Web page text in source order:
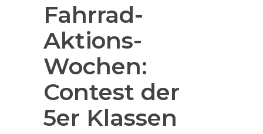
Fahrrad-
Aktions-
Wochen:
Contest der
5er Klassen